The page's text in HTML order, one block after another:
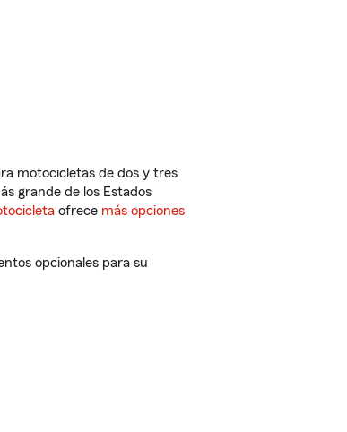
motocicletas de dos y tres
grande de los Estados
ofrece más opciones
opcionales para su